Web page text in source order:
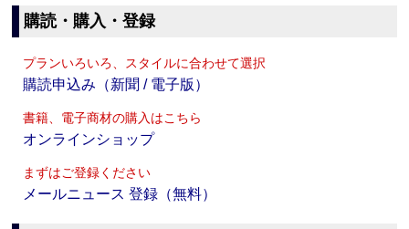
購読・購入・登録
プランいろいろ、スタイルに合わせて選択
購読申込み（新聞 / 電子版）
書籍、電子商材の購入はこちら
オンラインショップ
まずはご登録ください
メールニュース 登録（無料）